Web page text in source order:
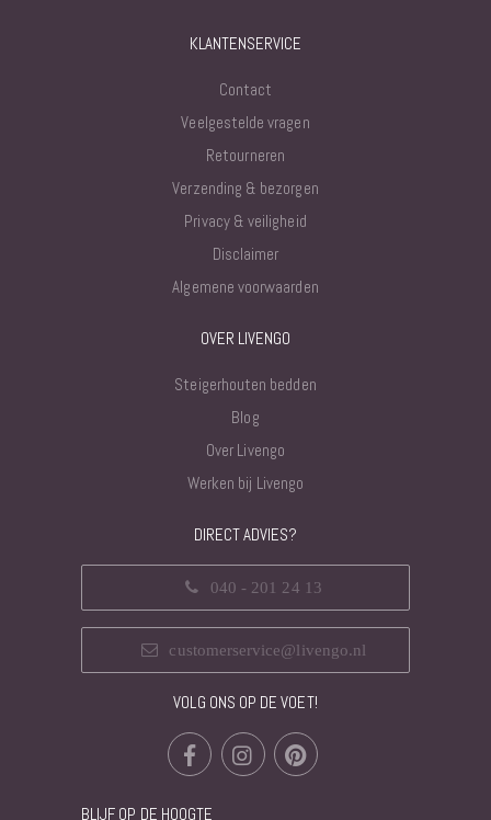
KLANTENSERVICE
Contact
Veelgestelde vragen
Retourneren
Verzending & bezorgen
Privacy & veiligheid
Disclaimer
Algemene voorwaarden
OVER LIVENGO
Steigerhouten bedden
Blog
Over Livengo
Werken bij Livengo
DIRECT ADVIES?
040 - 201 24 13
customerservice@livengo.nl
VOLG ONS OP DE VOET!
BLIJF OP DE HOOGTE